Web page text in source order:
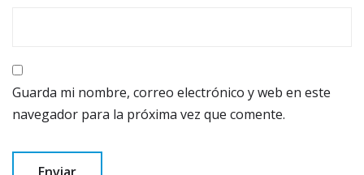
Guarda mi nombre, correo electrónico y web en este
navegador para la próxima vez que comente.